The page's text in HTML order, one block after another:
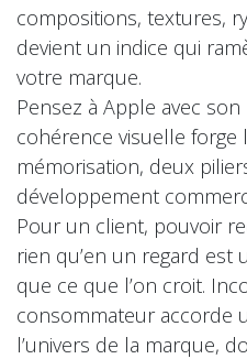
compositions, textures,
devient un indice qui
votre marque.
Pensez à Apple avec
cohérence visuelle forge
mémorisation, deux
développement
Pour un client, pouvoir
rien qu’en un regard
que ce que l’on croit.
consommateur accorde
l’univers de la marque,